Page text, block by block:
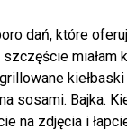
dań, które
miałam
sosami. Bajka.
na zdjęcia i